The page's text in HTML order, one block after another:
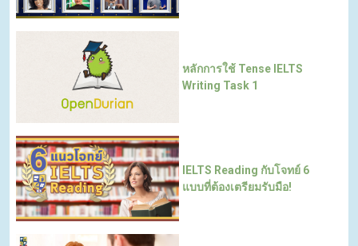
หลักการใช้ Tense IELTS
Writing Task 1
IELTS Reading กับโจทย์ 6
แบบที่ต้องเตรียมรับมือ!